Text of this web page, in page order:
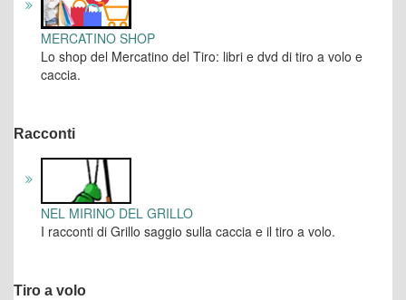
MERCATINO SHOP
Lo shop del Mercatino del Tiro: libri e dvd di tiro a volo e
caccia.
Racconti
NEL MIRINO DEL GRILLO
I racconti di Grillo saggio sulla caccia e il tiro a volo.
Tiro a volo